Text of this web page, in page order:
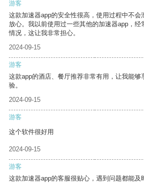
游客
这款加速器app的安全性很高，使用过程中不会
放心。我以前使用过一些其他的加速器app，经
情况，这让我非常担心。
2024-09-15
游客
这款app的酒店、餐厅推荐非常有用，让我能够
验。
2024-09-15
游客
这个软件很好用
2024-09-15
游客
这款加速器app的客服很贴心，遇到问题都能及